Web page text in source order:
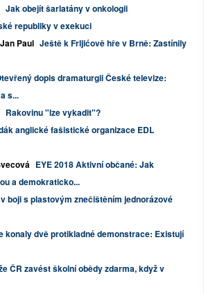
Jak obejít šarlatány v onkologii
republiky v exekuci
Jan Paul Ještě k Frljićově hře v Brně: Zastínily
dopis dramaturgii České televize:
s...
Rakovinu "lze vykadit"?
anglické fašistické organizace EDL
EYE 2018 Aktivní občané: Jak
a demokraticko...
boji s plastovým znečištěním jednorázové
konaly dvě protikladné demonstrace: Existují
ČR zavést školní obědy zdarma, když v